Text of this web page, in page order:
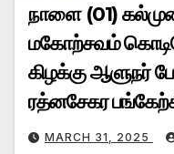
நாளை (01)
மகோற்சவம்
கிழக்கு ஆளுநர்
ரத்னசேகர
MARCH 31, 2025